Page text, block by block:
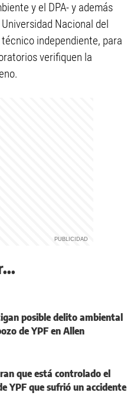
y el DPA- y además
Nacional del
independiente, para
verifiquen la
posible delito ambiental
de YPF en Allen
que está controlado el
YPF que sufrió un accidente